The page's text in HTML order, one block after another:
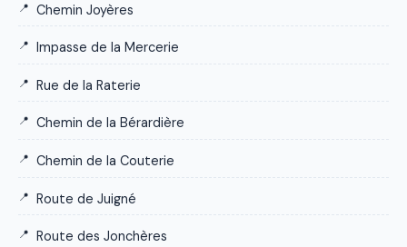
Chemin Joyères
Impasse de la Mercerie
Rue de la Raterie
Chemin de la Bérardière
Chemin de la Couterie
Route de Juigné
Route des Jonchères